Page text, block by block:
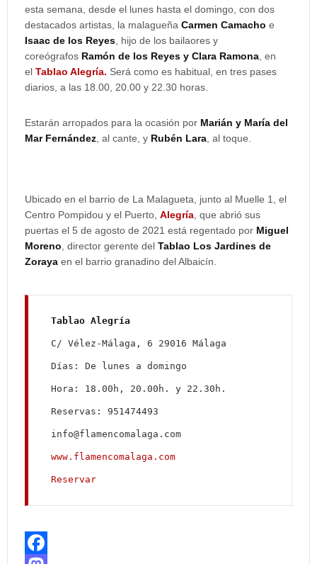
esta semana, desde el lunes hasta el domingo, con dos
destacados artistas, la malagueña Carmen Camacho e
Isaac de los Reyes , hijo de los bailaores y
coreógrafos Ramón de los Reyes y Clara Ramona , en
el Tablao Alegría. Será como es habitual, en tres pases
diarios, a las 18.00, 20.00 y 22.30 horas.
Estarán arropados para la ocasión por Marián y María del
Mar Fernández , al cante, y Rubén Lara , al toque.
Ubicado en el barrio de La Malagueta, junto al Muelle 1, el
Centro Pompidou y el Puerto, Alegría , que abrió sus
puertas el 5 de agosto de 2021 está regentado por Miguel
Moreno , director gerente del Tablao Los Jardines de
Zoraya en el barrio granadino del Albaicín.
C/ Vélez-Málaga, 6 29016 Málaga
Días: De lunes a domingo
Hora: 18.00h, 20.00h. y 22.30h.
Reservas: 951474493
www.flamencomalaga.com
Reservar